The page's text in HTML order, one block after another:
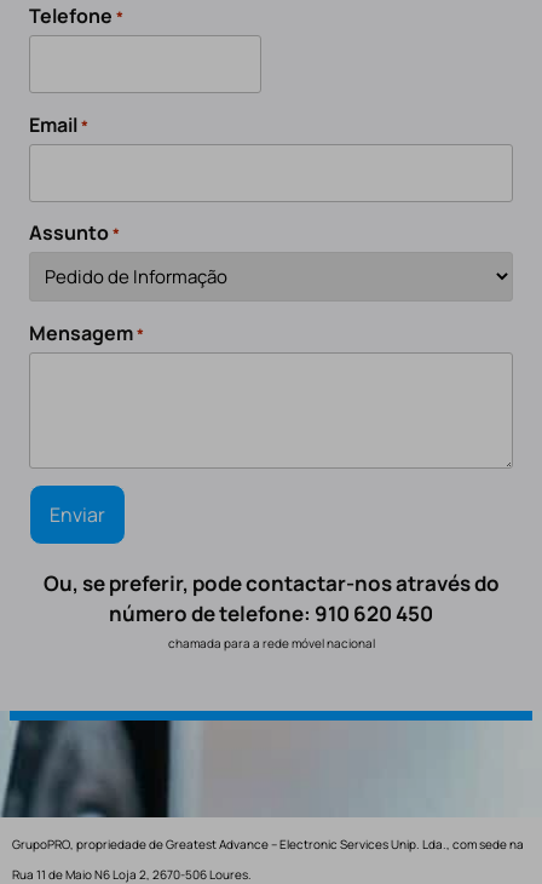
Telefone *
Email*
Assunto*
Mensagem*
Ou, se preferir, pode contactar-nos através do
número de telefone: 910 620 450
chamada para a rede móvel nacional
GrupoPRO, propriedade de Greatest Advance – Electronic Services Unip. Lda., com sede na
Rua 11 de Maio N6 Loja 2, 2670-506 Loures.